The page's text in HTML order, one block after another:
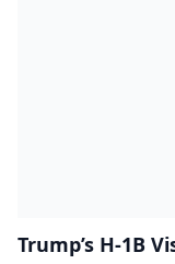
Trump’s H-1B